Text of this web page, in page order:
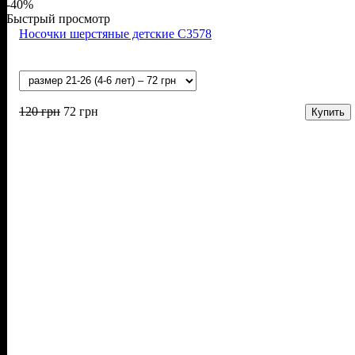
-40%
Быстрый просмотр
Носочки шерстяные детские С3578
120грн 72 грн Купить